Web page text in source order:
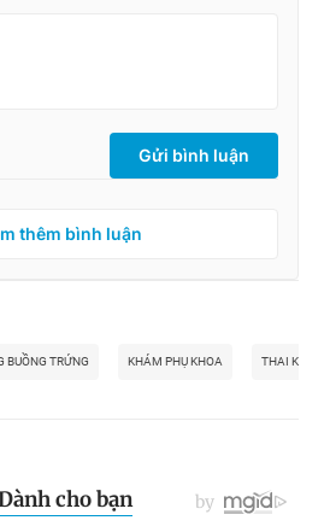
Gửi bình luận
thêm bình luận
BUỒNG TRỨNG KHÁM PHỤ KHOA THAI KỲ